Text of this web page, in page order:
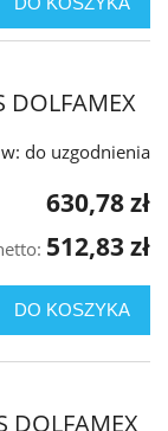
DOLFAMEX
do uzgodnienia
630,78 zł
512,83 zł
DO KOSZYKA
DOLFAMEX